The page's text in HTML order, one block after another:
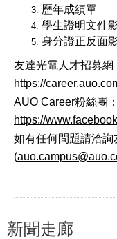
歷年成績單
學生證明文件
身分證正反面
友達光電人才招募網
https://
AUO Career粉絲團：
https://
如有任何問題請洽
(
新聞走廊